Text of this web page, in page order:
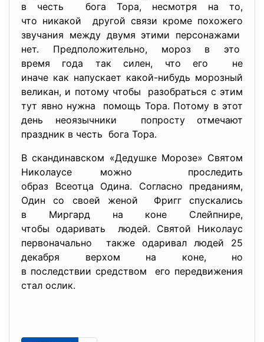
в честь бога Тора, несмотря на то,
что никакой другой связи кроме похожего
звучания между двумя этими персонажами
нет. Предположительно, мороз в это
время года так силен, что его не
иначе как напускает какой-нибудь морозный
великан, и потому чтобы разобраться с этим
тут явно нужна помощь Тора. Потому в этот
день неоязычники попросту отмечают
праздник в честь бога Тора.
В скандинавском «Дедушке Морозе» Святом
Николаусе можно проследить
образ Всеотца Одина. Согласно преданиям,
Один со своей женой Фригг спускались
в Миргард на коне Слейпнире,
чтобы одаривать людей. Святой Николаус
первоначально также одаривал людей 25
декабря верхом на коне, но
в последствии средством его передвижения
стал ослик.